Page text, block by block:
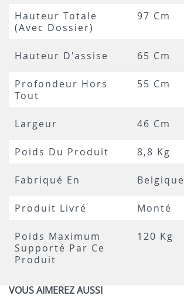
Hauteur Totale
(avec Dossier)
97 Cm
Hauteur D'assise 65 Cm
Profondeur Hors
Tout
55 Cm
Largeur 46 Cm
Poids Du Produit 8,8 Kg
Fabriqué En Belgique
Produit Livré Monté
Poids Maximum
Supporté Par Ce
Produit
120 Kg
VOUS AIMEREZ AUSSI